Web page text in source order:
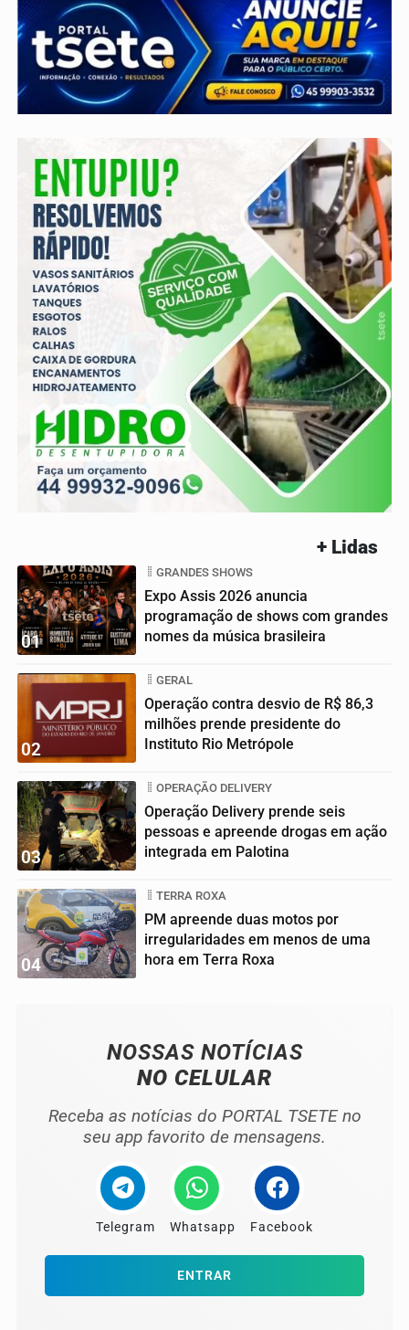
+ Lidas
01
GRANDES SHOWS
Expo Assis 2026 anuncia
programação de shows com grandes
nomes da música brasileira
02
GERAL
Operação contra desvio de R$ 86,3
milhões prende presidente do
Instituto Rio Metrópole
03
OPERAÇÃO DELIVERY
Operação Delivery prende seis
pessoas e apreende drogas em ação
integrada em Palotina
04
TERRA ROXA
PM apreende duas motos por
irregularidades em menos de uma
hora em Terra Roxa
NOSSAS NOTÍCIAS
NO CELULAR
Receba as notícias do PORTAL TSETE no
seu app favorito de mensagens.
Telegram Whatsapp Facebook
ENTRAR